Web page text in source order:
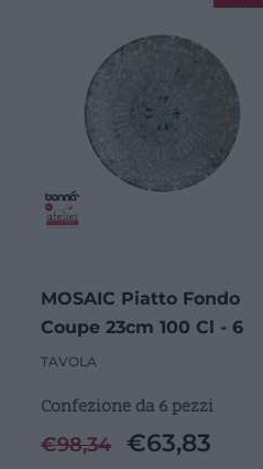
MOSAIC Piatto Fondo
Coupe 23cm 100 Cl - 6
Pezzi
TAVOLA
Confezione da 6 pezzi
€98,34 €63,83